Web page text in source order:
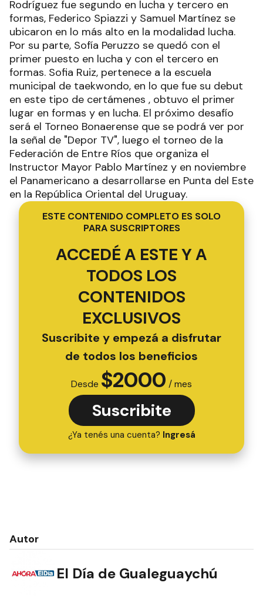
Rodríguez fue segundo en lucha y tercero en
formas, Federico Spiazzi y Samuel Martínez se
ubicaron en lo más alto en la modalidad lucha.
Por su parte, Sofía Peruzzo se quedó con el
primer puesto en lucha y con el tercero en
formas. Sofia Ruiz, pertenece a la escuela
municipal de taekwondo, en lo que fue su debut
en este tipo de certámenes , obtuvo el primer
lugar en formas y en lucha. El próximo desafío
será el Torneo Bonaerense que se podrá ver por
la señal de "Depor TV", luego el torneo de la
Federación de Entre Ríos que organiza el
Instructor Mayor Pablo Martínez y en noviembre
el Panamericano a desarrollarse en Punta del Este
en la República Oriental del Uruguay.
ESTE CONTENIDO COMPLETO ES SOLO
PARA SUSCRIPTORES
ACCEDÉ A ESTE Y A
TODOS LOS
CONTENIDOS
EXCLUSIVOS
Suscribite y empezá a disfrutar
de todos los beneficios
Desde $2000 / mes
Suscribite
¿Ya tenés una cuenta? Ingresá
Autor
El Día de Gualeguaychú